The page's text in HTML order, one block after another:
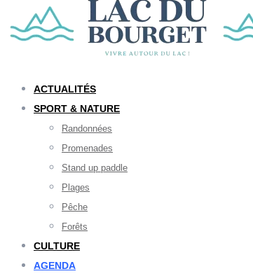
ACTUALITÉS
SPORT & NATURE
Randonnées
Promenades
Stand up paddle
Plages
Pêche
Forêts
CULTURE
AGENDA